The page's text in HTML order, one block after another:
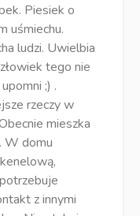
Piesiek o
uśmiechu.
ludzi. Uwielbia
tego nie
;) .
rzeczy w
mieszka
W domu
z innymi